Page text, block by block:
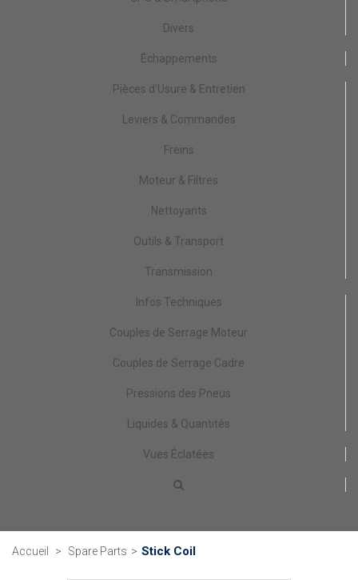
Divers
Échappements
Pièces d'Usure & Entretien
Leviers & Commandes
Freins
Moteur & Filtres
Nettoyants
Outils & Transport
Transmission
Infos Techniques
Couples de Serrage Moteur
Couples de Serrage Cadre
Pressions des Pneus
Liquides & Quantités
Vues Éclatées
Accueil > Spare Parts > Stick Coil